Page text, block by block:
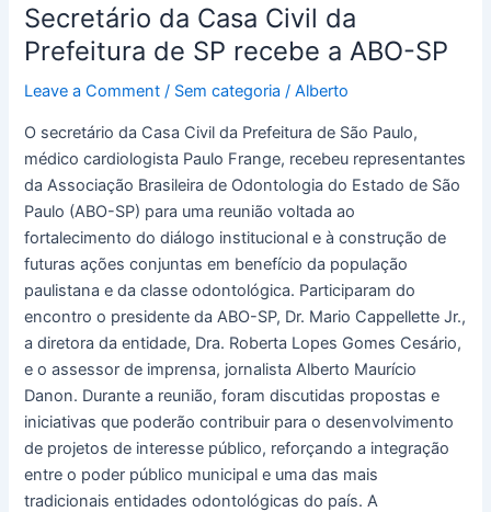
Secretário da Casa Civil da
Prefeitura de SP recebe a ABO-SP
Leave a Comment / Sem categoria /Alberto
O secretário da Casa Civil da Prefeitura de São Paulo,
médico cardiologista Paulo Frange, recebeu representantes
da Associação Brasileira de Odontologia do Estado de São
Paulo (ABO-SP) para uma reunião voltada ao
fortalecimento do diálogo institucional e à construção de
futuras ações conjuntas em benefício da população
paulistana e da classe odontológica. Participaram do
encontro o presidente da ABO-SP, Dr. Mario Cappellette Jr.,
a diretora da entidade, Dra. Roberta Lopes Gomes Cesário,
e o assessor de imprensa, jornalista Alberto Maurício
Danon. Durante a reunião, foram discutidas propostas e
iniciativas que poderão contribuir para o desenvolvimento
de projetos de interesse público, reforçando a integração
entre o poder público municipal e uma das mais
tradicionais entidades odontológicas do país. A
Casa
Civil
Prefeitura
de
SP
recebe
a
ABO-
SP